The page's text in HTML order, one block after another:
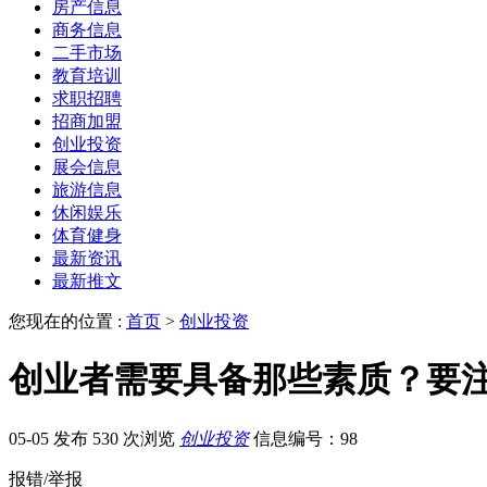
房产信息
商务信息
二手市场
教育培训
求职招聘
招商加盟
创业投资
展会信息
旅游信息
休闲娱乐
体育健身
最新资讯
最新推文
您现在的位置 : 首页 > 创业投资
创业者需要具备那些素质？要
05-05 发布 530 次浏览 创业投资 信息编号：98
报错/举报